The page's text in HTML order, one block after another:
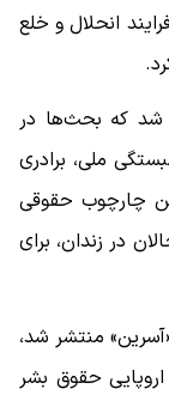
انحلال و خلع
شد که بحث‌ها در
ملی، برادری
چارچوب حقوقی
در زندان، برای
منتشر شد،
حقوق بشر